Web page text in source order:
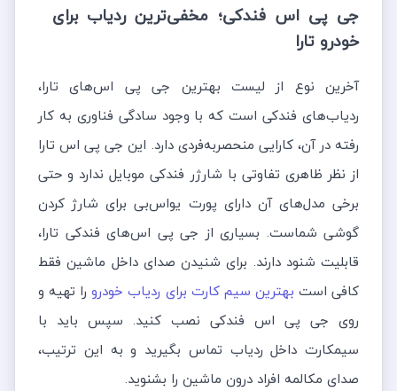
جی پی اس فندکی؛ مخفی‌ترین ردیاب برای
خودرو تارا
آخرین نوع از لیست بهترین جی پی اس‌های تارا،
ردیاب‌های فندکی است که با وجود سادگی فناوری به‌ کار
رفته در آن، کارایی منحصربه‌فردی دارد. این جی پی اس تارا
از نظر ظاهری تفاوتی با شارژر فندکی موبایل ندارد و حتی
برخی مدل‌های آن دارای پورت یواس‌بی برای شارژ کردن
گوشی شماست. بسیاری از جی پی اس‌های فندکی تارا،
قابلیت شنود دارند. برای شنیدن صدای داخل ماشین فقط
کافی است بهترین سیم کارت برای ردیاب خودرورا تهیه و
روی جی پی اس فندکی نصب کنید. سپس باید با
سیمکارت داخل ردیاب تماس بگیرید و به این ترتیب،
صدای مکالمه افراد درون ماشین را بشنوید.